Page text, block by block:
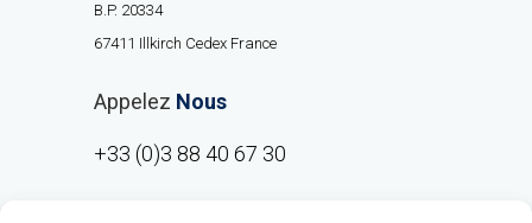
B.P. 20334
67411 Illkirch Cedex France
Appelez Nous
+33 (0)3 88 40 67 30